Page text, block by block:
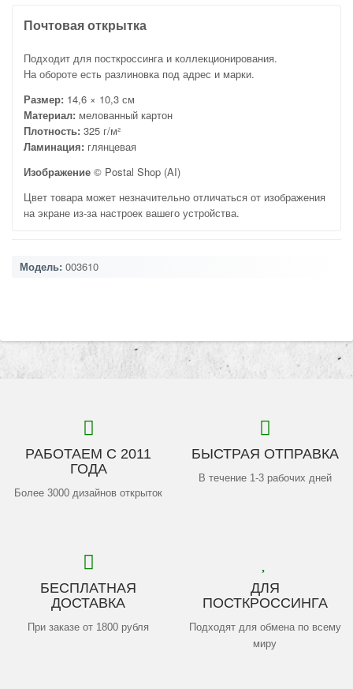
Почтовая открытка
Подходит для посткроссинга и коллекционирования.
На обороте есть разлиновка под адрес и марки.
Размер: 14,6 × 10,3 см
Материал: мелованный картон
Плотность: 325 г/м²
Ламинация: глянцевая
Изображение © Postal Shop (AI)
Цвет товара может незначительно отличаться от изображения
на экране из-за настроек вашего устройства.
Модель: 003610
РАБОТАЕМ С 2011
ГОДА
Более 3000 дизайнов открыток
БЫСТРАЯ ОТПРАВКА
В течение 1-3 рабочих дней
БЕСПЛАТНАЯ
ДОСТАВКА
При заказе от 1800 рубля
ДЛЯ
ПОСТКРОССИНГА
Подходят для обмена по всему
миру